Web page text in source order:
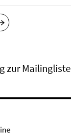
zur Mailingliste